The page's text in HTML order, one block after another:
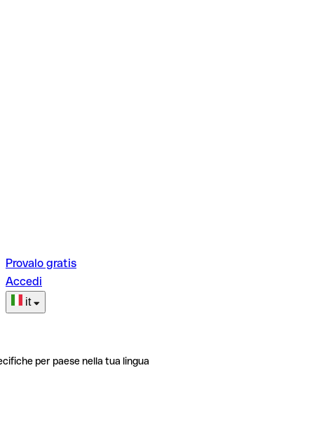
Provalo gratis
Accedi
it
per paese nella tua lingua